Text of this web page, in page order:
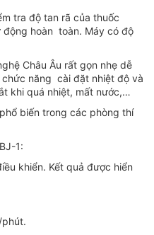
tra độ tan rã của thuốc
động hoàn toàn. Máy có độ
Châu Âu rất gọn nhẹ dễ
chức năng cài đặt nhiệt độ và
khi quá nhiệt, mất nước,…
biến trong các phòng thí
BJ-1:
khiển. Kết quả được hiển